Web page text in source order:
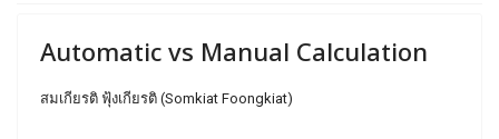
Automatic vs Manual Calculation
สมเกียรติ ฟุ้งเกียรติ (Somkiat Foongkiat)